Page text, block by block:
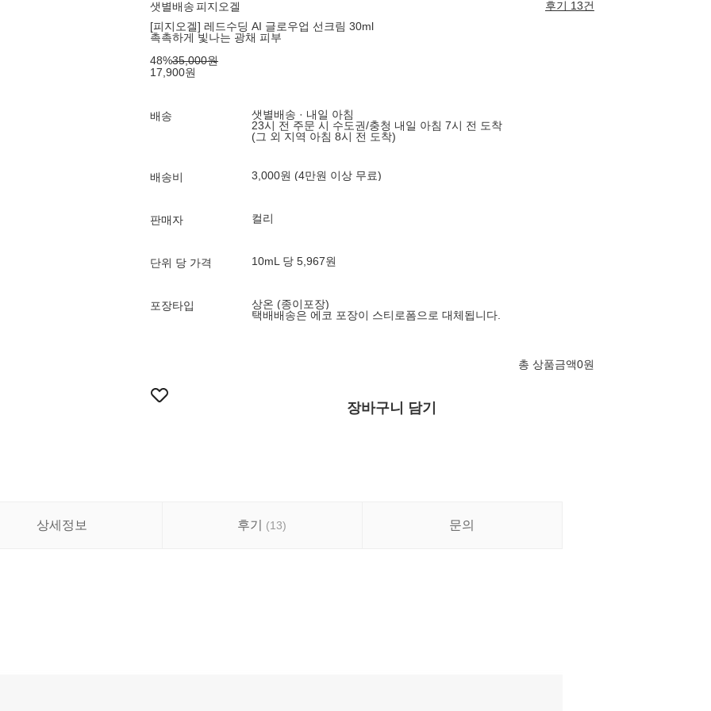
샛별배송피지오겔
후기 13건
[피지오겔] 레드수딩 AI 글로우업 선크림 30ml
촉촉하게 빛나는 광채 피부
48%35,000원
17,900원
배송
샛별배송 · 내일 아침
23시 전 주문 시 수도권/충청 내일 아침 7시 전 도착
(그 외 지역 아침 8시 전 도착)
배송비 3,000원 (4만원 이상 무료)
판매자 컬리
단위 당 가격 10mL 당 5,967원
포장타입
상온 (종이포장)
택배배송은 에코 포장이 스티로폼으로 대체됩니다.
총 상품금액0원
장바구니 담기
상세정보 후기 (13) 문의